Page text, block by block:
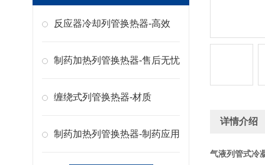
反应器冷却列管换热器-高效
制药加热列管换热器-售后无忧
缠绕式列管换热器-材质
制药加热列管换热器-制药应用
详情介绍
气液列管式冷